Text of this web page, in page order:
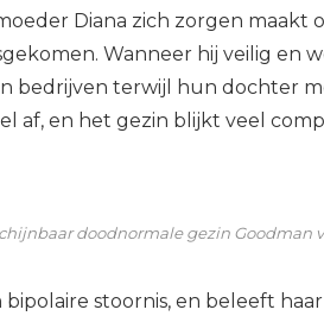
Diana zich zorgen maakt
Wanneer hij veilig en
bedrijven terwijl hun dochter
af, en het gezin blijkt veel
doodnormale gezin Goodman
bipolaire stoornis, en beleeft